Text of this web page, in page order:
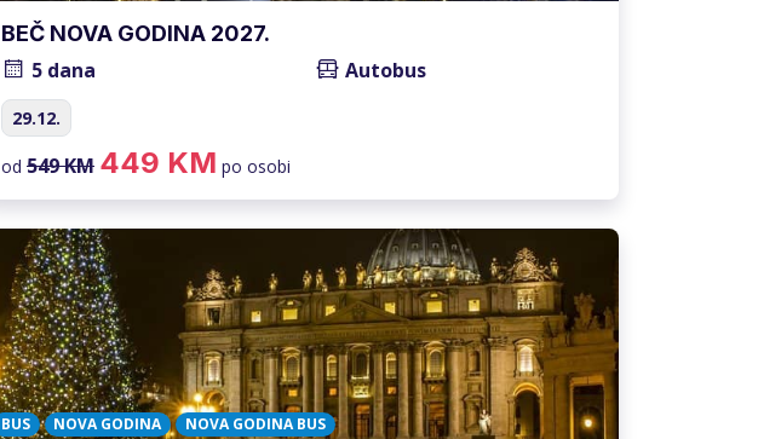
BEČ NOVA GODINA 2027.
5 dana Autobus
29.12.
od 549 KM 449 KM po osobi
BUS NOVA GODINA NOVA GODINA BUS